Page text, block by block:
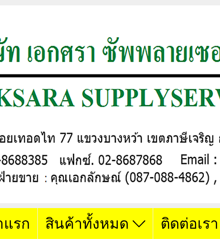
รก สินค้าทั้งหมด ติดต่อเรา